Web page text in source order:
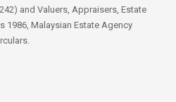
and Valuers, Appraisers, Estate
1986, Malaysian Estate Agency